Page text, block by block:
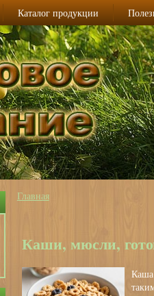
Каталог продукции
Вы здесь
Главная
Каши, мюсли,